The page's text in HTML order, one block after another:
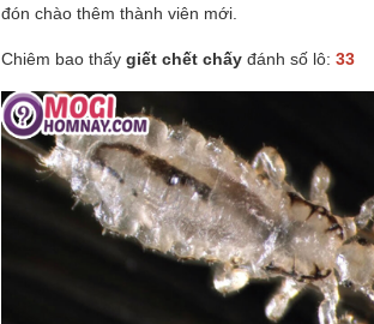
đón chào thêm thành viên mới.
Chiêm bao thấy giết chết chấy đánh số lô: 33